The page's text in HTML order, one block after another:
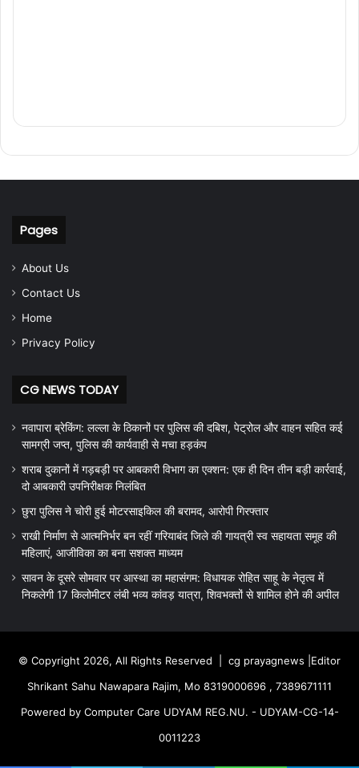
Pages
About Us
Contact Us
Home
Privacy Policy
CG NEWS TODAY
नवापारा ब्रेकिंग: लल्ला के ठिकानों पर पुलिस की दबिश, पेट्रोल और वाहन सहित कई
सामग्री जप्त, पुलिस की कार्यवाही से मचा हड़कंप
शराब दुकानों में गड़बड़ी पर आबकारी विभाग का एक्शन: एक ही दिन तीन बड़ी कार्रवाई,
दो आबकारी उपनिरीक्षक निलंबित
छुरा पुलिस ने चोरी हुई मोटरसाइकिल की बरामद, आरोपी गिरफ्तार
राखी निर्माण से आत्मनिर्भर बन रहीं गरियाबंद जिले की गायत्री स्व सहायता समूह की
महिलाएं, आजीविका का बना सशक्त माध्यम
सावन के दूसरे सोमवार पर आस्था का महासंगम: विधायक रोहित साहू के नेतृत्व में
निकलेगी 17 किलोमीटर लंबी भव्य कांवड़ यात्रा, शिवभक्तों से शामिल होने की अपील
© Copyright 2026, All Rights Reserved | cg prayagnews |Editor
Shrikant Sahu Nawapara Rajim, Mo 8319000696 , 7389671111
Powered by Computer Care UDYAM REG.NU. - UDYAM-CG-14-
0011223